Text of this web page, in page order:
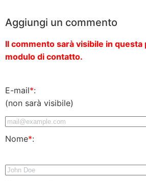
Aggiungi un commento
Il commento sarà visibile in questa
modulo di contatto.
E-mail*:
(non sarà visibile)
Nome*: